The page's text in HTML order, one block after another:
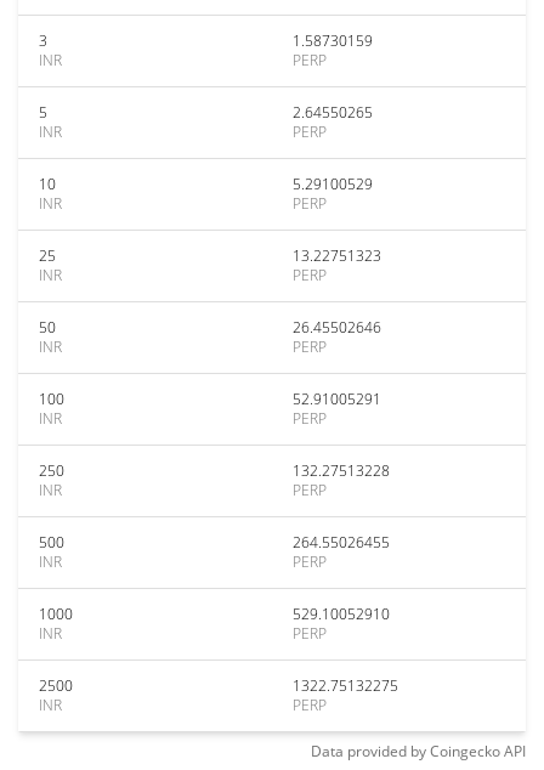
3
INR
1.58730159
PERP
5
INR
2.64550265
PERP
10
INR
5.29100529
PERP
25
INR
13.22751323
PERP
50
INR
26.45502646
PERP
100
INR
52.91005291
PERP
250
INR
132.27513228
PERP
500
INR
264.55026455
PERP
1000
INR
529.10052910
PERP
2500
INR
1322.75132275
PERP
Data provided byCoingeckoAPI